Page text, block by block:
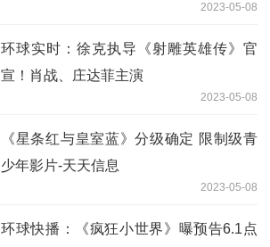
2023-05-08
环球实时：徐克执导《射雕英雄传》官
宣！肖战、庄达菲主演
2023-05-08
《星条红与皇室蓝》分级确定 限制级青
少年影片-天天信息
2023-05-08
环球快播：《疯狂小世界》曝预告6.1点